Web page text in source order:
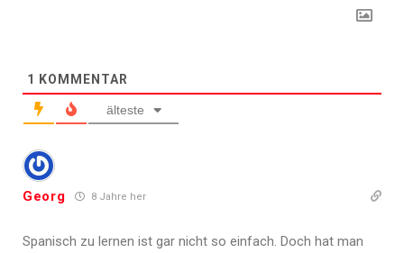
1 KOMMENTAR
älteste
Georg 8 Jahre her
Spanisch zu lernen ist gar nicht so einfach. Doch hat man